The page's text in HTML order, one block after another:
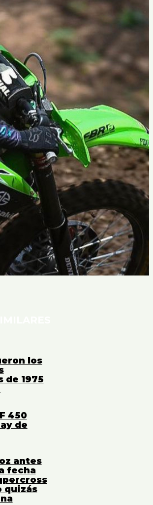
los
1975
450
de
antes
fecha
quizás